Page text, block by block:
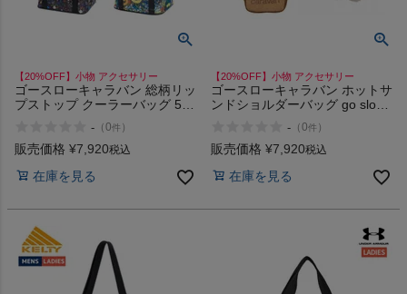
【20%OFF】小物 アクセサリー
ゴースローキャラバン 総柄リッ
プストップ クーラーバッグ 5L
- （0件 ）
販売価格 ¥7,920税込
在庫を見る
【20%OFF】小物 アクセサリー
ゴースローキャラバン ホットサ
ンドショルダーバッグ go slow
- （0件 ）
販売価格 ¥7,920税込
在庫を見る